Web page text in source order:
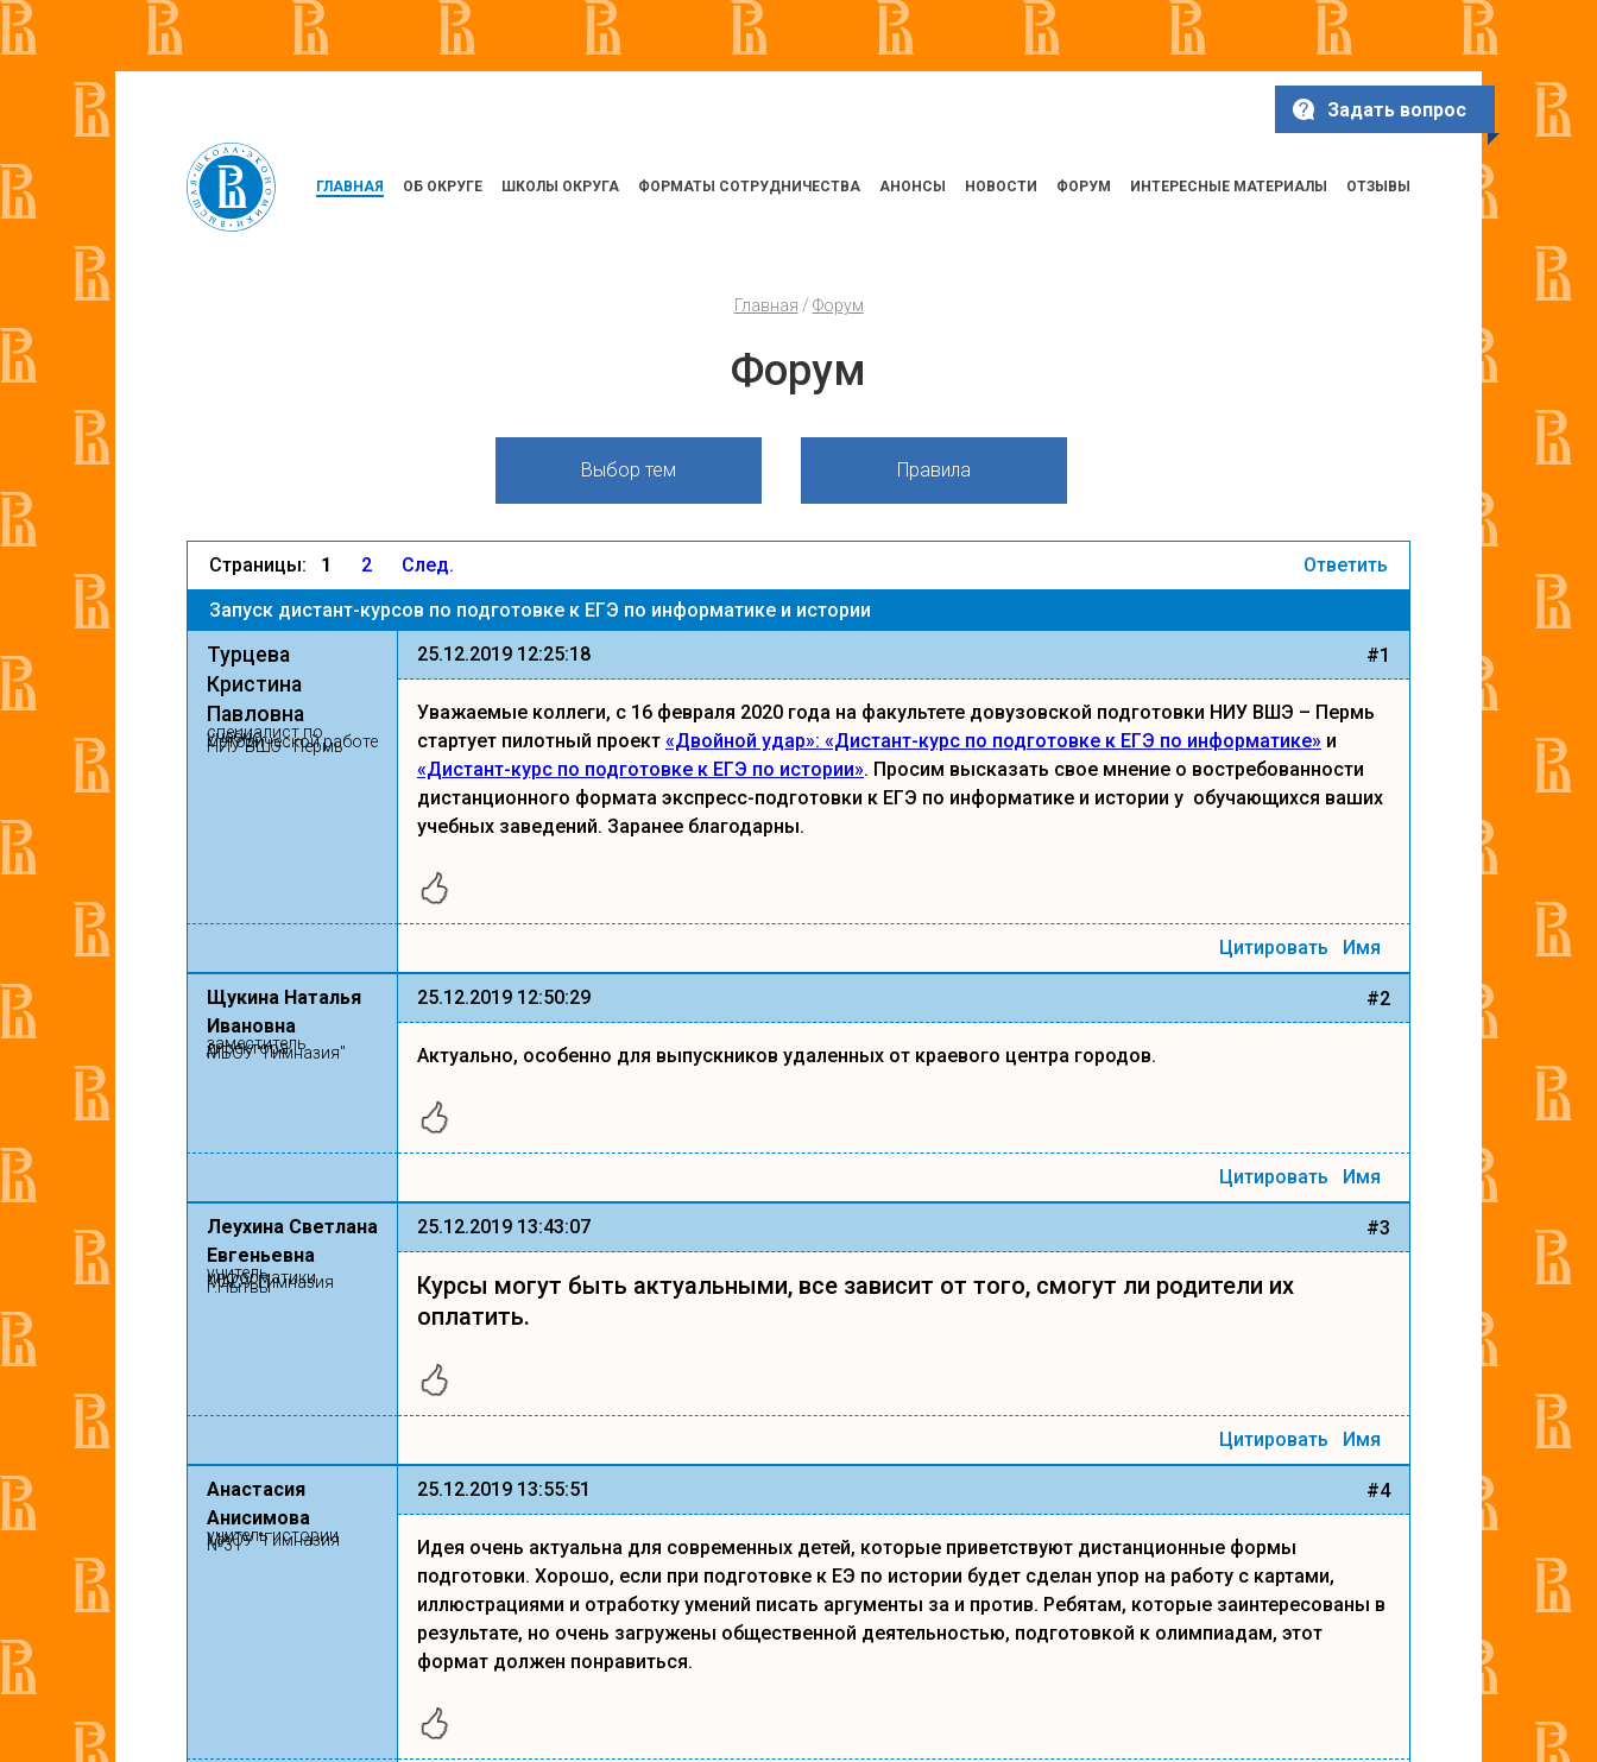
Задать вопрос
ГЛАВНАЯ ОБ ОКРУГЕ ШКОЛЫ ОКРУГА ФОРМАТЫ СОТРУДНИЧЕСТВА АНОНСЫ НОВОСТИ ФОРУМ ИНТЕРЕСНЫЕ МАТЕРИАЛЫ ОТЗЫВЫ
Главная / Форум
Форум
Выбор тем Правила
Страницы: 1 2 След. Ответить
Запуск дистант-курсов по подготовке к ЕГЭ по информатике и истории
Турцева
Кристина
Павловна
специалист по
учебно-
методической работе
НИУ ВШЭ - Пермь
#1
25.12.2019 12:25:18
Уважаемые коллеги, с 16 февраля 2020 года на факультете довузовской подготовки НИУ ВШЭ – Пермь
стартует пилотный проект «Двойной удар»: «Дистант-курс по подготовке к ЕГЭ по информатике» и
«Дистант-курс по подготовке к ЕГЭ по истории». Просим высказать свое мнение о востребованности
дистанционного формата экспресс-подготовки к ЕГЭ по информатике и истории у обучающихся ваших
учебных заведений. Заранее благодарны.
Цитировать Имя
Щукина Наталья
Ивановна
заместитель
директора
МБОУ "Гимназия"
#2
25.12.2019 12:50:29
Актуально, особенно для выпускников удаленных от краевого центра городов.
Цитировать Имя
Леухина Светлана
Евгеньевна
учитель
информатики
МАОУ Гимназия
г.Нытвы
#3
25.12.2019 13:43:07
Курсы могут быть актуальными, все зависит от того, смогут ли родители их
оплатить.
Цитировать Имя
Анастасия
Анисимова
учитель истории
МАОУ "Гимназия
№31"
#4
25.12.2019 13:55:51
Идея очень актуальна для современных детей, которые приветствуют дистанционные формы
подготовки. Хорошо, если при подготовке к ЕЭ по истории будет сделан упор на работу с картами,
иллюстрациями и отработку умений писать аргументы за и против. Ребятам, которые заинтересованы в
результате, но очень загружены общественной деятельностью, подготовкой к олимпиадам, этот
формат должен понравиться.